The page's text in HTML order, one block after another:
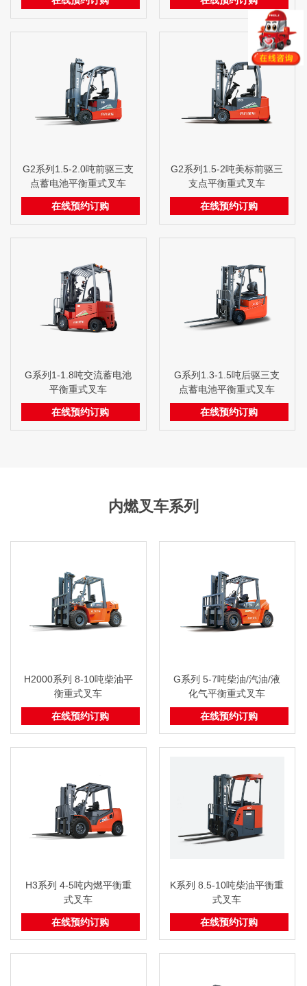
G2系列1.5-2.0吨前驱三支
点蓄电池平衡重式叉车
在线预约订购
G2系列1.5-2吨美标前驱三
支点平衡重式叉车
在线预约订购
G系列1-1.8吨交流蓄电池
平衡重式叉车
在线预约订购
G系列1.3-1.5吨后驱三支
点蓄电池平衡重式叉车
在线预约订购
内燃叉车系列
H2000系列 8-10吨柴油平
衡重式叉车
在线预约订购
G系列 5-7吨柴油/汽油/液
化气平衡重式叉车
在线预约订购
H3系列 4-5吨内燃平衡重
式叉车
在线预约订购
K系列 8.5-10吨柴油平衡重
式叉车
在线预约订购